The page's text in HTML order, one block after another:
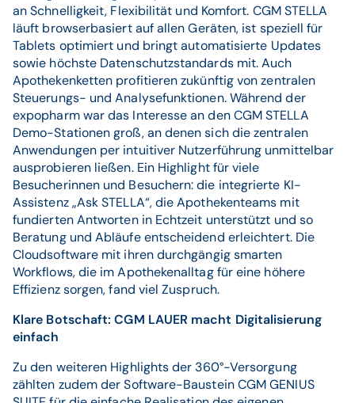
an Schnelligkeit, Flexibilität und Komfort. CGM STELLA
läuft browserbasiert auf allen Geräten, ist speziell für
Tablets optimiert und bringt automatisierte Updates
sowie höchste Datenschutzstandards mit. Auch
Apothekenketten profitieren zukünftig von zentralen
Steuerungs- und Analysefunktionen. Während der
expopharm war das Interesse an den CGM STELLA
Demo-Stationen groß, an denen sich die zentralen
Anwendungen per intuitiver Nutzerführung unmittelbar
ausprobieren ließen. Ein Highlight für viele
Besucherinnen und Besuchern: die integrierte KI-
Assistenz „Ask STELLA“, die Apothekenteams mit
fundierten Antworten in Echtzeit unterstützt und so
Beratung und Abläufe entscheidend erleichtert. Die
Cloudsoftware mit ihren durchgängig smarten
Workflows, die im Apothekenalltag für eine höhere
Effizienz sorgen, fand viel Zuspruch.
Klare Botschaft: CGM LAUER macht Digitalisierung
einfach
Zu den weiteren Highlights der 360°-Versorgung
zählten zudem der Software-Baustein CGM GENIUS